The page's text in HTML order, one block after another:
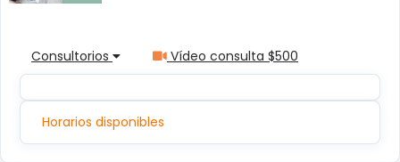
Consultorios Vídeo consulta $500
Horarios disponibles